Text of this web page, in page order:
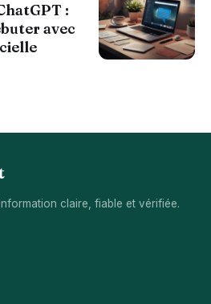
:
avec
claire, fiable et vérifiée.